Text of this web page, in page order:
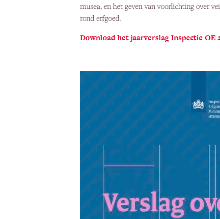
musea, en het geven van voorlichting over
rond erfgoed.
Download het jaarverslag Inspectie OE